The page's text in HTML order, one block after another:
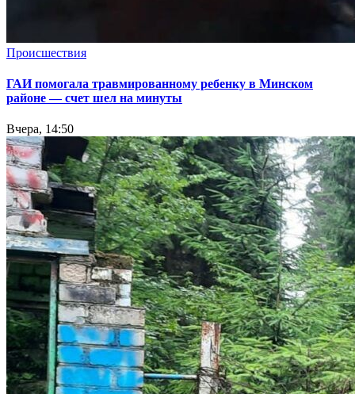
Происшествия
ГАИ помогала травмированному ребенку в Минском
районе — счет шел на минуты
Вчера, 14:50